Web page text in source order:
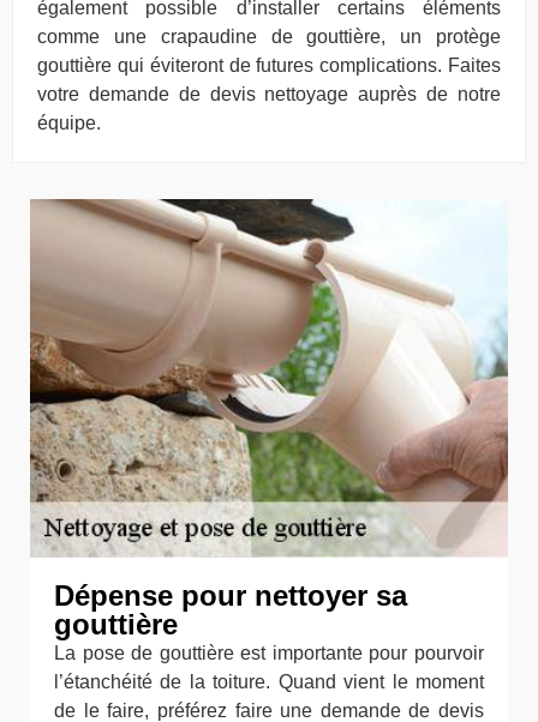
également possible d’installer certains éléments
comme une crapaudine de gouttière, un protège
gouttière qui éviteront de futures complications. Faites
votre demande de devis nettoyage auprès de notre
équipe.
Dépense pour nettoyer sa
gouttière
La pose de gouttière est importante pour pourvoir
l’étanchéité de la toiture. Quand vient le moment
de le faire, préférez faire une demande de devis